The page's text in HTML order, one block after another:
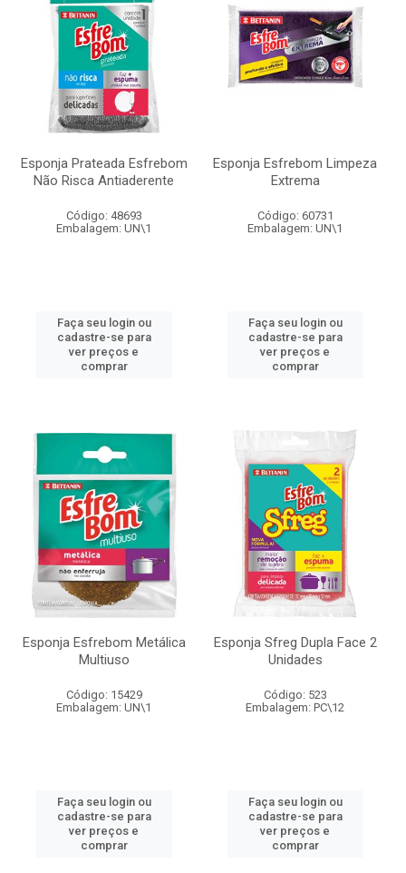
Esponja Prateada Esfrebom
Não Risca Antiaderente
Código: 48693
Embalagem: UN\1
Faça seu login ou
cadastre-se para
ver preços e
comprar
Esponja Esfrebom Limpeza
Extrema
Código: 60731
Embalagem: UN\1
Faça seu login ou
cadastre-se para
ver preços e
comprar
Esponja Esfrebom Metálica
Multiuso
Código: 15429
Embalagem: UN\1
Faça seu login ou
cadastre-se para
ver preços e
comprar
Esponja Sfreg Dupla Face 2
Unidades
Código: 523
Embalagem: PC\12
Faça seu login ou
cadastre-se para
ver preços e
comprar